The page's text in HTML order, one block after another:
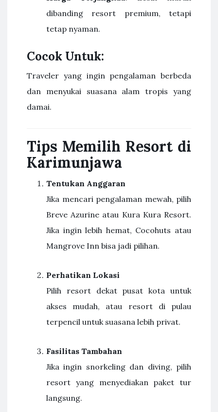
dibanding resort premium, tetapi
tetap nyaman.
Cocok Untuk:
Traveler yang ingin pengalaman berbeda
dan menyukai suasana alam tropis yang
damai.
Tips Memilih Resort di
Karimunjawa
Tentukan Anggaran
Jika mencari pengalaman mewah, pilih
Breve Azurine atau Kura Kura Resort.
Jika ingin lebih hemat, Cocohuts atau
Mangrove Inn bisa jadi pilihan.
Perhatikan Lokasi
Pilih resort dekat pusat kota untuk
akses mudah, atau resort di pulau
terpencil untuk suasana lebih privat.
Fasilitas Tambahan
Jika ingin snorkeling dan diving, pilih
resort yang menyediakan paket tur
langsung.